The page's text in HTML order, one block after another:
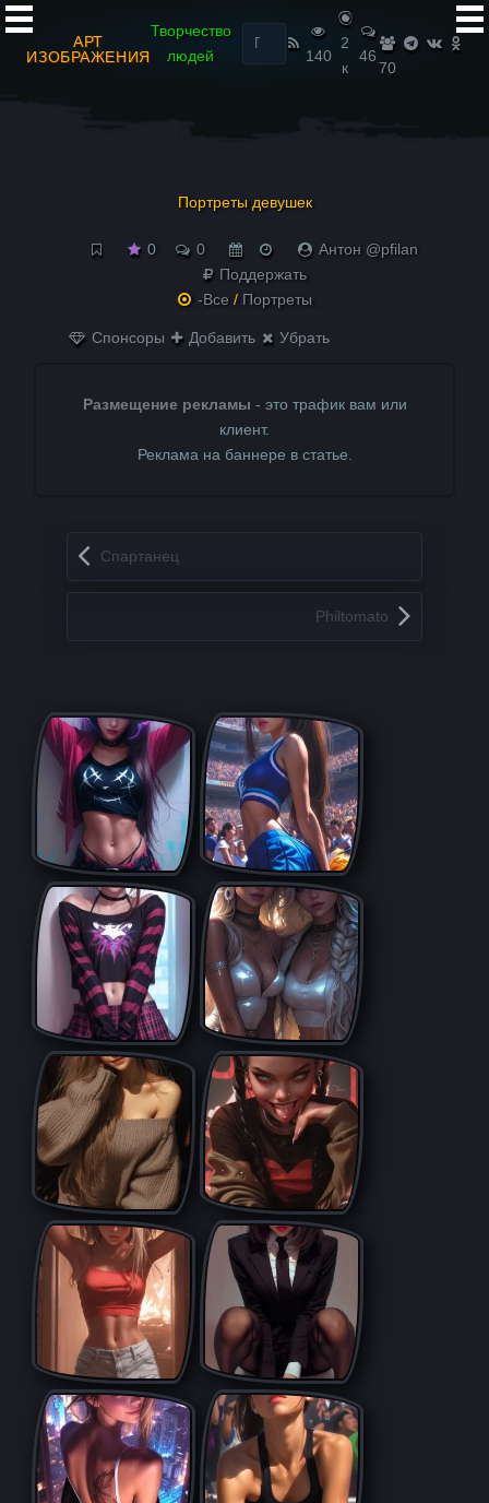
АРТ
ИЗОБРАЖЕНИЯ
Творчество
людей
Найти:
140
2
к
46
70
Портреты девушек
0 0
Антон @pfilan
Поддержать
-Все / Портреты
Спонсоры Добавить Убрать
Размещение рекламы - это трафик вам или
клиент.
Реклама на баннере в статье.
Запись навигация
Спартанец
Philtomato